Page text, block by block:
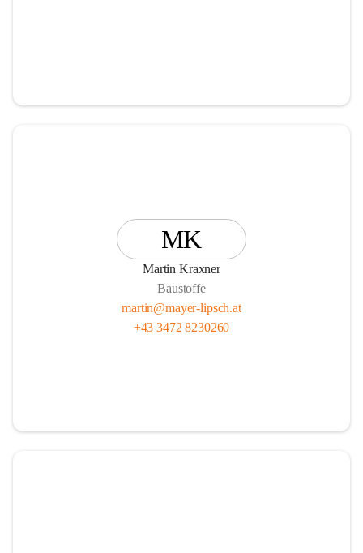
MK
Martin Kraxner
Baustoffe
martin@mayer-lipsch.at
+43 3472 8230260